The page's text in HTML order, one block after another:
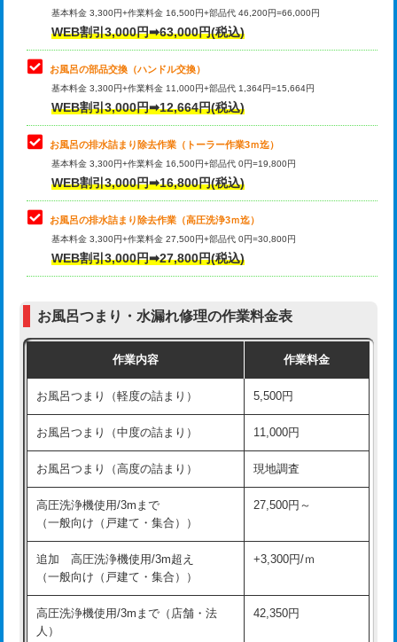
止水・漏水調査・防水処理・清掃・修
理・調整・分解・加工など（重作業）
33,000円
トイレタンク脱着
トイレ便器脱着
タンクレストイレ脱着 33,000円
小便器トイレ脱着
その他部品の脱着 8,800円～
交換・取付（タンク）
交換・取付（普通便座） 11,000円+材料費
交換・取付（温水洗浄便座） 16,500円+材料費
交換・取付(単水栓（壁付・デッキ
式）)
13,200円+材料費
交換・取付(混合水栓（壁付・デッキ
式・ワンホール）)
16,500円+材料費
交換・取付(排水栓・排水トラップ
（P/S/ポップアップ））
22,000円+材料費
交換・取付（その他部品） 11,000円+材料費
持込商品取付（単水栓） 13,200円
持込商品取付（混合水栓）
基本料金 3,300円+作業料金 16,500円+部品代 46,200円=66,000円
WEB割引3,000円➡63,000円(税込)
お風呂の部品交換（ハンドル交換）
基本料金 3,300円+作業料金 11,000円+部品代 1,364円=15,664円
WEB割引3,000円➡12,664円(税込)
お風呂の排水詰まり除去作業（トーラー作業3ｍ迄）
基本料金 3,300円+作業料金 16,500円+部品代 0円=19,800円
WEB割引3,000円➡16,800円(税込)
お風呂の排水詰まり除去作業（高圧洗浄3ｍ迄）
基本料金 3,300円+作業料金 27,500円+部品代 0円=30,800円
WEB割引3,000円➡27,800円(税込)
お風呂つまり・水漏れ修理の作業料金表
作業内容 作業料金
お風呂つまり（軽度の詰まり） 5,500円
お風呂つまり（中度の詰まり） 11,000円
お風呂つまり（高度の詰まり） 現地調査
高圧洗浄機使用/3mまで
（一般向け（戸建て・集合））
27,500円～
追加 高圧洗浄機使用/3m超え
（一般向け（戸建て・集合））
+3,300円/ｍ
高圧洗浄機使用/3mまで（店舗・法
人）
42,350円